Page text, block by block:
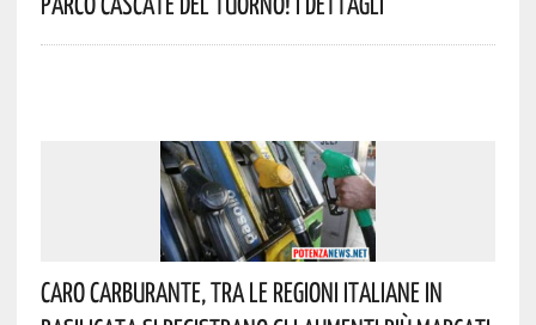
Caro Carburante, Tra Le Regioni Italiane In